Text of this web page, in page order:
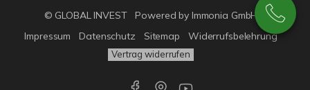
© GLOBAL INVEST Powered by Immonia GmbH
Impressum
Datenschutz Sitemap Widerrufsbelehrung
Vertrag widerrufen